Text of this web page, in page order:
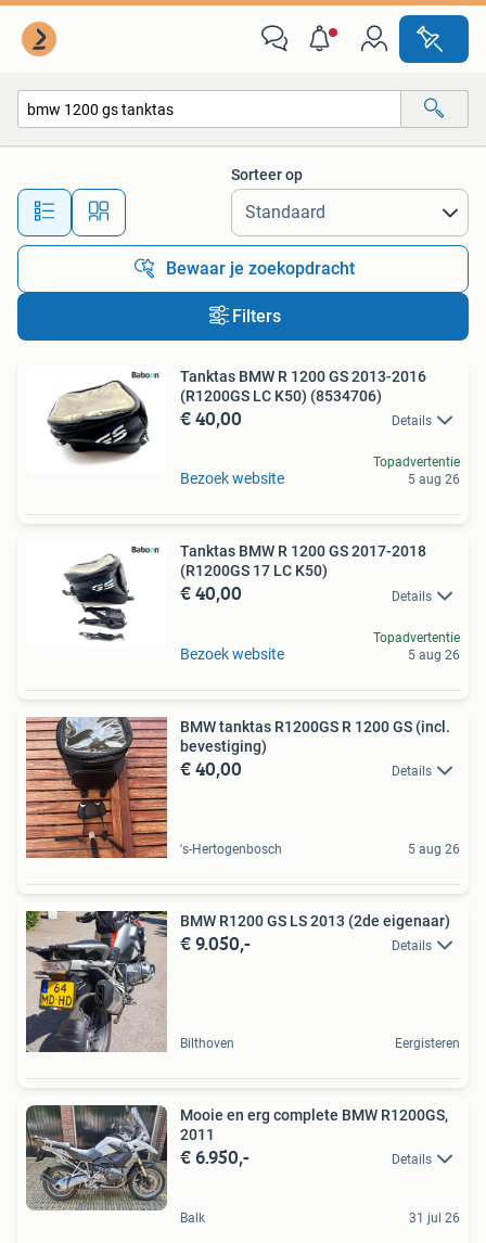
Alle afstanden…
Sorteer op
Bewaar je zoekopdracht
Filters
Tanktas BMW R 1200 GS 2013-2016
(R1200GS LC K50) (8534706)
€ 40,00 Details
Bezoek website
Topadvertentie
5 aug 26
Tanktas BMW R 1200 GS 2017-2018
(R1200GS 17 LC K50)
€ 40,00 Details
Bezoek website
Topadvertentie
5 aug 26
BMW tanktas R1200GS R 1200 GS (incl.
bevestiging)
€ 40,00 Details
's-Hertogenbosch 5 aug 26
BMW R1200 GS LS 2013 (2de eigenaar)
€ 9.050,- Details
Bilthoven Eergisteren
Mooie en erg complete BMW R1200GS,
2011
€ 6.950,- Details
Balk 31 jul 26